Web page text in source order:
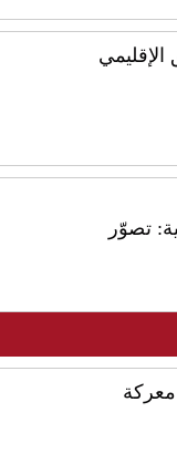
الإقليمي
تصوّر
معركة